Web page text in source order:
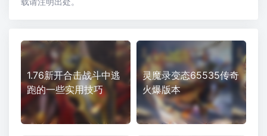
1.76新开合击战斗中逃
跑的一些实用技巧
灵魔录变态65535传奇
火爆版本